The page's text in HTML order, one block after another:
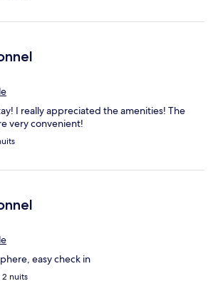
I really appreciated the amenities! The
very convenient!
easy check in
2 nuits